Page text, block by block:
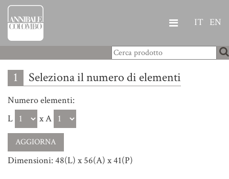
IT EN
1 Seleziona il numero di elementi
Numero elementi:
L
x A
Dimensioni: 48(L) x 56(A) x 41(P)